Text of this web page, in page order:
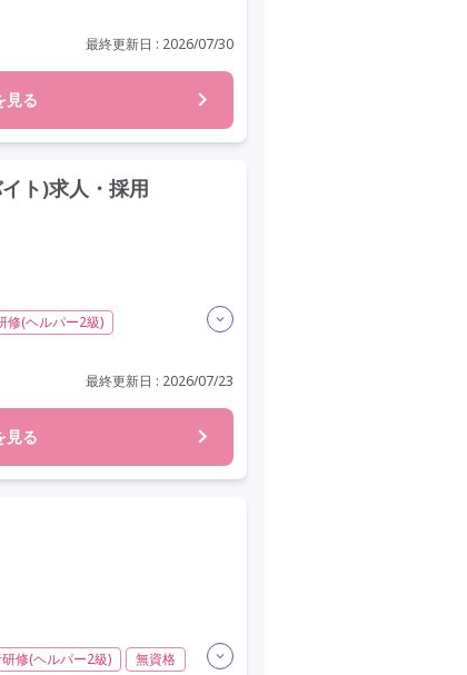
最終更新日 : 2026/07/30
見る
ト)求人・採用
修(ヘルパー2級)
最終更新日 : 2026/07/23
見る
修(ヘルパー2級)
無資格